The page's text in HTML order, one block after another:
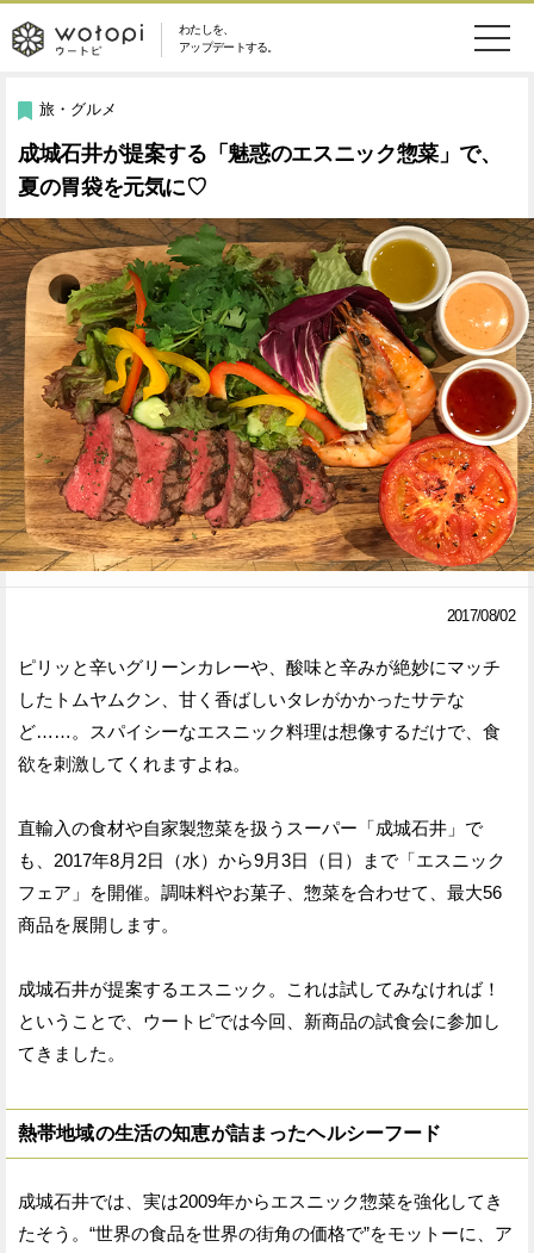
わたしを、
アップデートする。
wotopi
-
ウ
ー
ト
ピ
メ
ニ
ュ
ー
恋愛・結婚
美容・コスメ 妊娠・出産
健康 ワークスタイル
ライフスタイル ファッション
ソーシャル SDGs
アイテム
検
索
ウートピとは？
Facebook
シ
ア
る
Twitter
シ
る
旅・グルメ
成城石井が提案する「魅惑のエスニック惣菜」で、
夏の胃袋を元気に♡
2017/08/02
ピリッと辛いグリーンカレーや、酸味と辛みが絶妙にマッチ
したトムヤムクン、甘く香ばしいタレがかかったサテな
ど……。スパイシーなエスニック料理は想像するだけで、食
欲を刺激してくれますよね。
直輸入の食材や自家製惣菜を扱うスーパー「成城石井」で
も、2017年8月2日（水）から9月3日（日）まで「エスニック
フェア」を開催。調味料やお菓子、惣菜を合わせて、最大56
商品を展開します。
成城石井が提案するエスニック。これは試してみなければ！
ということで、ウートピでは今回、新商品の試食会に参加し
てきました。
熱帯地域の生活の知恵が詰まったヘルシーフード
成城石井では、実は2009年からエスニック惣菜を強化してき
たそう。“世界の食品を世界の街角の価格で”をモットーに、ア